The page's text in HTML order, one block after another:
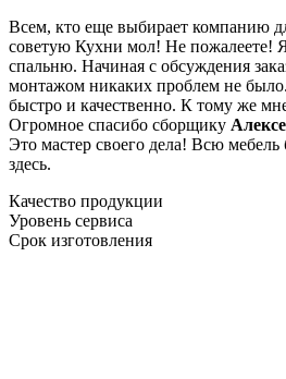
Всем, кто еще выбирает компанию
советую Кухни мол! Не пожалеете!
спальню. Начиная с обсуждения
монтажом никаких проблем не
быстро и качественно. К тому же
Огромное спасибо сборщику
Это мастер своего дела! Всю мебель
здесь.
Качество продукции
Уровень сервиса
Срок изготовления